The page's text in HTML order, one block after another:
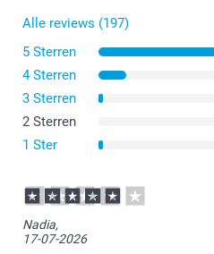
Alle reviews (197)
5 Sterren
4 Sterren
3 Sterren
2 Sterren
1 Ster
Nadia,
17-07-2026